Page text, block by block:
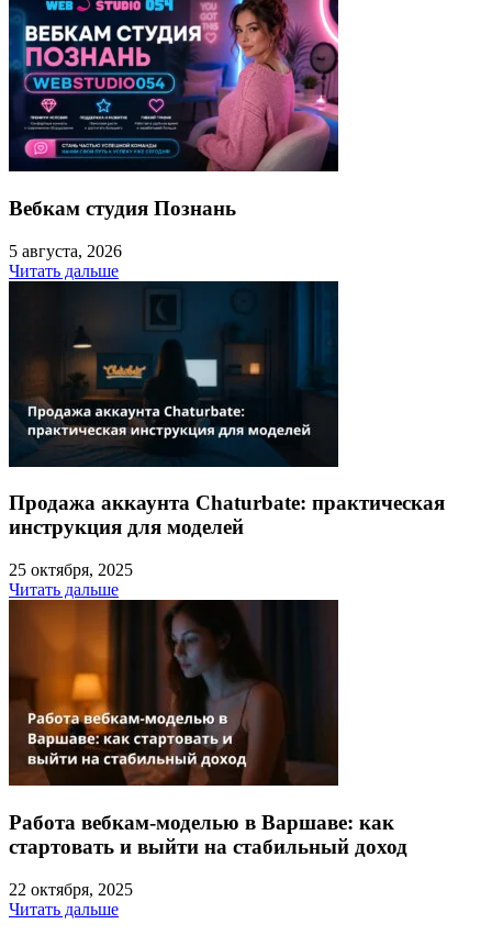
Вебкам студия Познань
5 августа, 2026
Читать дальше
Продажа аккаунта Chaturbate: практическая
инструкция для моделей
25 октября, 2025
Читать дальше
Работа вебкам-моделью в Варшаве: как
стартовать и выйти на стабильный доход
22 октября, 2025
Читать дальше